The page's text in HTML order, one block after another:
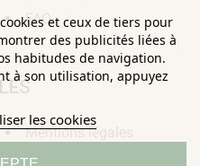
et ceux de tiers pour
des publicités liées à
habitudes de navigation.
à son utilisation, appuyez
les cookies
FAQ
Mentions légales
Sitemap